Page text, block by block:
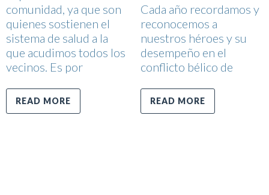
comunidad, ya que son
quienes sostienen el
sistema de salud a la
que acudimos todos los
vecinos. Es por
READ MORE
Cada año recordamos y
reconocemos a
nuestros héroes y su
desempeño en el
conflicto bélico de
READ MORE